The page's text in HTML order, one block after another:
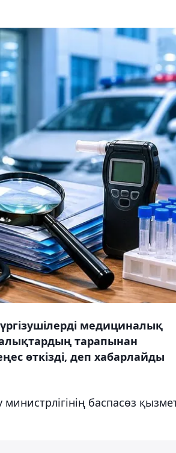
медициналық
тарапынан
өткізді, деп хабарлайды
баспасөз